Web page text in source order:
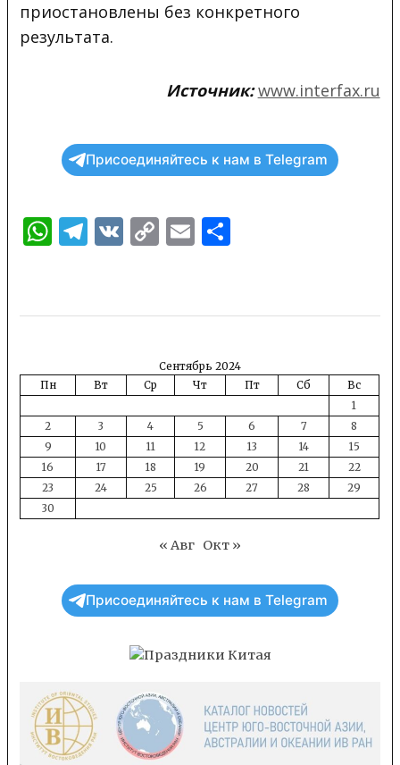
приостановлены без конкретного
результата.
Источник: www.interfax.ru
Присоединяйтесь к нам в Telegram
WhatsApp
Telegram
VKCopyEmail
Сентябрь 2024
Пн
Вт Ср Чт Пт Сб
Вс
1
2
3 4 5 6 7
8
9
10 11 12 13 14
15
16
17 18 19 20 21
22
23
24 25 26 27 28
29
30
« Авг Окт »
Присоединяйтесь к нам в Telegram